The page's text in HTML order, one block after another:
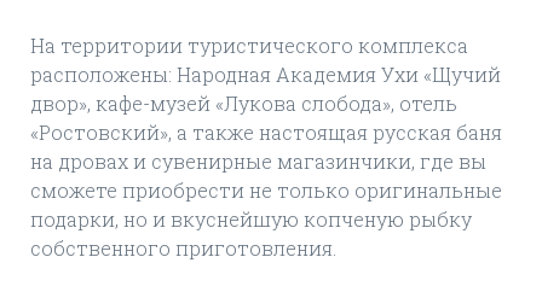
На территории туристического комплекса
расположены: Народная Академия Ухи «Щучий
двор», кафе-музей «Лукова слобода», отель
«Ростовский», а также настоящая русская баня
на дровах и сувенирные магазинчики, где вы
сможете приобрести не только оригинальные
подарки, но и вкуснейшую копченую рыбку
собственного приготовления.